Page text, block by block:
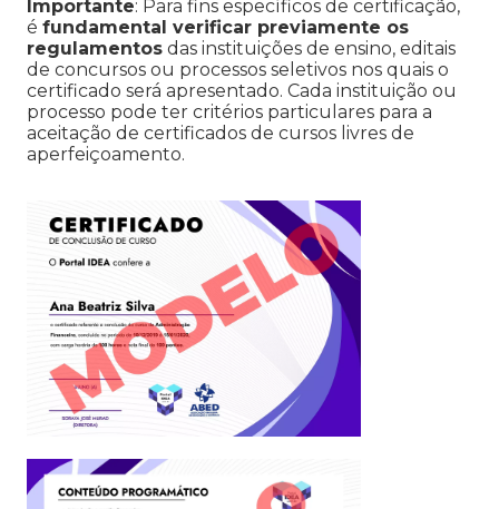
Importante: Para fins específicos de certificação,
é fundamental verificar previamente os
regulamentos das instituições de ensino, editais
de concursos ou processos seletivos nos quais o
certificado será apresentado. Cada instituição ou
processo pode ter critérios particulares para a
aceitação de certificados de cursos livres de
aperfeiçoamento.